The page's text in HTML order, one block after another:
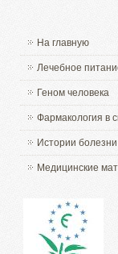
На главную
Лечебное
Геном человека
Фармакология в
Истории болезни
Медицинские